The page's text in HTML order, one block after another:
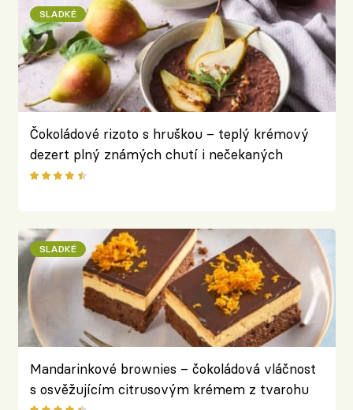
SLADKÉ
Čokoládové rizoto s hruškou – teplý krémový
dezert plný známých chutí i nečekaných
kontrastů
SLADKÉ
Mandarinkové brownies – čokoládová vláčnost
s osvěžujícím citrusovým krémem z tvarohu